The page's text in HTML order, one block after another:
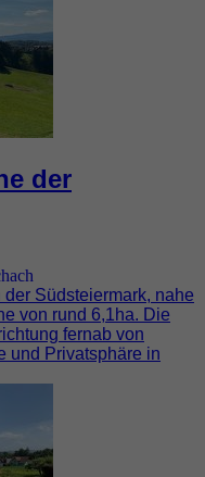
der
Südsteiermark, nahe
von rund 6,1ha. Die
fernab von
und Privatsphäre in